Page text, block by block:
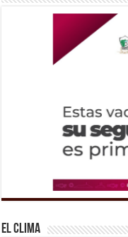
El Clima